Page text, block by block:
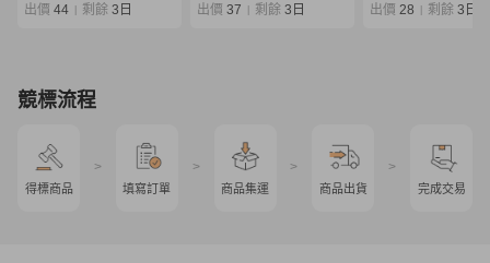
出價 44 剩餘 3日 出價 37 剩餘 3日 出價 28 剩餘 3日
競標流程
得標商品
>
填寫訂單
>
商品集運
>
商品出貨
>
完成交易